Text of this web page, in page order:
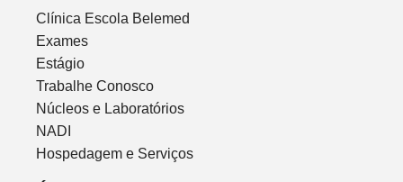
Clínica Escola Belemed
Exames
Estágio
Trabalhe Conosco
Núcleos e Laboratórios
NADI
Hospedagem e Serviços